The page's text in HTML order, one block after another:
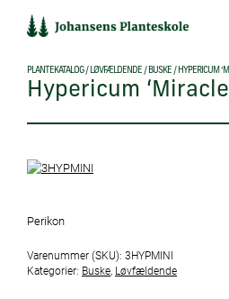
indholdet
PLANTEKATALOG/ LØVFÆLDENDE / BUSKE / HYPERICUM
Hypericum
Perikon
Varenummer (SKU): 3HYPMINI
Kategorier: Buske Løvfældende